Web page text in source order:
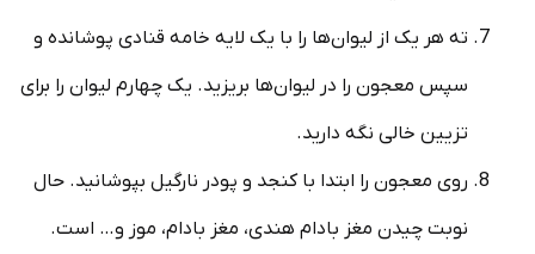
ته هر یک از لیوان‌ها را با یک لایه خامه قنادی پوشانده و
سپس معجون را در لیوان‌ها بریزید. یک چهارم لیوان را برای
تزیین خالی نگه دارید.
روی معجون را ابتدا با کنجد و پودر نارگیل بپوشانید. حال
نوبت چیدن مغز بادام هندی، مغز بادام، موز و… است.